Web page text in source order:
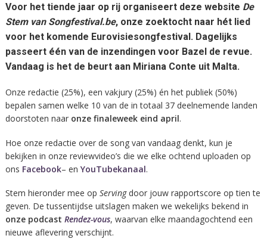
Voor het tiende jaar op rij organiseert deze website De
Stem van Songfestival.be, onze zoektocht naar hét lied
voor het komende Eurovisiesongfestival. Dagelijks
passeert één van de inzendingen voor Bazel de revue.
Vandaag is het de beurt aan Miriana Conte uit Malta.
Onze redactie (25%), een vakjury (25%) én het publiek (50%)
bepalen samen welke 10 van de in totaal 37 deelnemende landen
doorstoten naar onze finaleweek eind april.
Hoe onze redactie over de song van vandaag denkt, kun je
bekijken in onze reviewvideo’s die we elke ochtend uploaden op
ons Facebook– en YouTubekanaal.
Stem hieronder mee op Servingdoor jouw rapportscore op tien te
geven. De tussentijdse uitslagen maken we wekelijks bekend in
onze podcast Rendez-vous, waarvan elke maandagochtend een
nieuwe aflevering verschijnt.